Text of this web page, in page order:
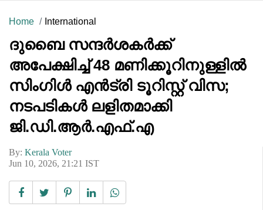
Home International
ദുബൈ സന്ദർശകർക്ക്
അപേക്ഷിച്ച്​ 48 മണിക്കൂറിനുള്ളിൽ
സിംഗിൾ എൻട്രി ടൂറിസ്റ്റ് വിസ;
നടപടികൾ ലളിതമാക്കി
ജി.ഡി.ആർ.എഫ്.എ
By: Kerala Voter
Jun 10, 2026, 21:21 IST